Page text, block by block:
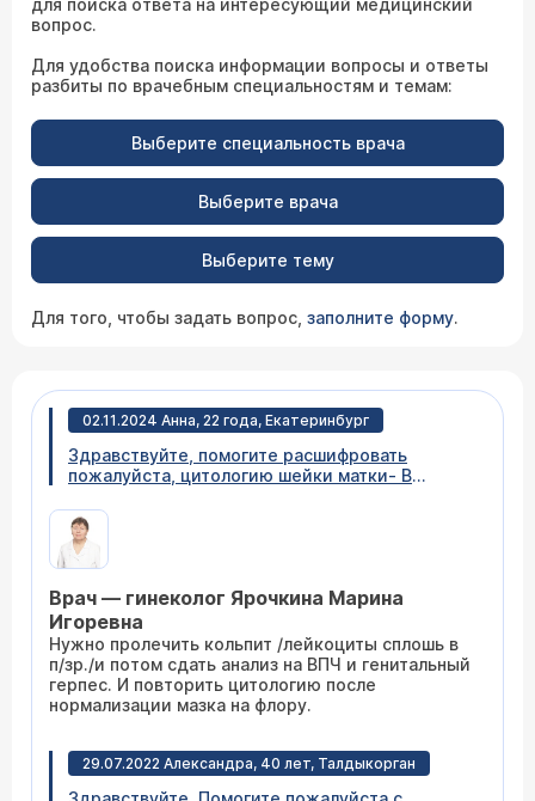
для поиска ответа на интересующий медицинский
вопрос.
Для удобства поиска информации вопросы и ответы
разбиты по врачебным специальностям и темам:
Выберите специальность врача
Выберите врача
Выберите тему
Для того, чтобы задать вопрос, заполните форму.
02.11.2024 Анна, 22 года, Екатеринбург
Здравствуйте, помогите расшифровать
пожалуйста, цитологию шейки матки- В
лейкоцитов в состоянии фагоцитоза и распада
макрофаги средних размеров , структура
хроматина смазана. Пролиферация клеток
виде обширных рыхлых скоплений. Ядра с
утолщённой мембраной , ядрышки
одинаковых размеров выражены чётко.
Плоский эпителий промежуточных и
поверхностных слоёв с реактивными
изменениями части клеток. В препарате
обнаружены группы клеток многослойного
дискариоза( ядерно-цитоплазмическое
соотношение сдвинуто в сторону ядра, ядра
Врач — гинеколог Ярочкина Марина
Игоревна
Нужно пролечить кольпит /лейкоциты сплошь в
п/зр./и потом сдать анализ на ВПЧ и генитальный
герпес. И повторить цитологию после
нормализации мазка на флору.
29.07.2022 Александра, 40 лет, Талдыкорган